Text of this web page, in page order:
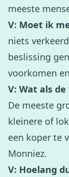
meeste
V: Moet ik
niets
beslissing
voorkomen
V: Wat als
De meeste
kleinere of
een koper te
Monniez.
V: Hoelang